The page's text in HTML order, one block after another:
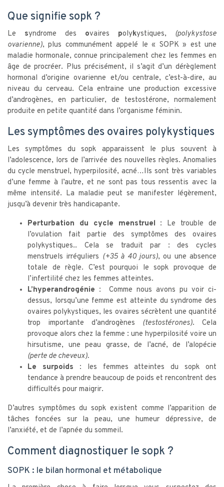
Que signifie sopk ?
Le syndrome des ovaires polykystiques, (polykystose
ovarienne), plus communément appelé le « SOPK » est une
maladie hormonale, connue principalement chez les femmes en
âge de procréer. Plus précisément, il s’agit d’un dérèglement
hormonal d’origine ovarienne et/ou centrale, c’est-à-dire, au
niveau du cerveau. Cela entraine une production excessive
d’androgènes, en particulier, de testostérone, normalement
produite en petite quantité dans l’organisme féminin.
Les symptômes des ovaires polykystiques
Les symptômes du sopk apparaissent le plus souvent à
l’adolescence, lors de l’arrivée des nouvelles règles. Anomalies
du cycle menstruel, hyperpilosité, acné…Ils sont très variables
d’une femme à l’autre, et ne sont pas tous ressentis avec la
même intensité. La maladie peut se manifester légèrement,
jusqu’à devenir très handicapante.
Perturbation du cycle menstruel : Le trouble de
l’ovulation fait partie des symptômes des ovaires
polykystiques.. Cela se traduit par : des cycles
menstruels irréguliers (+35 à 40 jours), ou une absence
totale de règle. C’est pourquoi le sopk provoque de
l’infertilité chez les femmes atteintes.
L’hyperandrogénie :
Comme nous avons pu voir ci-
dessus, lorsqu’une femme est atteinte du syndrome des
ovaires polykystiques, les ovaires sécrètent une quantité
trop importante d’androgènes (testostérones). Cela
provoque alors chez la femme : une hyperpilosité voire un
hirsutisme, une peau grasse, de l’acné, de l’alopécie
(perte de cheveux).
Le surpoids : les femmes atteintes du sopk ont
tendance à prendre beaucoup de poids et rencontrent des
difficultés pour maigrir.
D’autres symptômes du sopk existent comme l’apparition de
tâches foncées sur la peau, une humeur dépressive, de
l’anxiété, et de l’apnée du sommeil.
Comment diagnostiquer le sopk ?
SOPK : le bilan hormonal et métabolique